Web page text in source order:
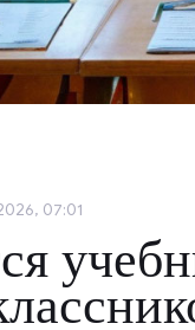
07:01